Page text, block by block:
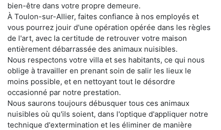
bien-être dans votre propre demeure.
À Toulon-sur-Allier, faites confiance à nos employés et
vous pourrez jouir d'une opération opérée dans les règles
de l'art, avec la certitude de retrouver votre maison
entièrement débarrassée des animaux nuisibles.
Nous respectons votre villa et ses habitants, ce qui nous
oblige à travailler en prenant soin de salir les lieux le
moins possible, et en nettoyant tout le désordre
occasionné par notre prestation.
Nous saurons toujours débusquer tous ces animaux
nuisibles où qu'ils soient, dans l'optique d'appliquer notre
technique d'extermination et les éliminer de manière